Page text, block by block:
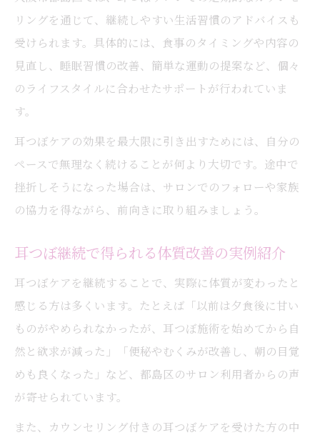
リングを通じて、継続しやすい生活習慣のアドバイスも
受けられます。具体的には、食事のタイミングや内容の
見直し、睡眠習慣の改善、簡単な運動の提案など、個々
のライフスタイルに合わせたサポートが行われていま
す。
耳つぼケアの効果を最大限に引き出すためには、自分の
ペースで無理なく続けることが何より大切です。途中で
挫折しそうになった場合は、サロンでのフォローや家族
の協力を得ながら、前向きに取り組みましょう。
耳つぼ継続で得られる体質改善の実例紹介
耳つぼケアを継続することで、実際に体質が変わったと
感じる方は多くいます。たとえば「以前は夕食後に甘い
ものがやめられなかったが、耳つぼ施術を始めてから自
然と欲求が減った」「便秘やむくみが改善し、朝の目覚
めも良くなった」など、都島区のサロン利用者からの声
が寄せられています。
また、カウンセリング付きの耳つぼケアを受けた方の中